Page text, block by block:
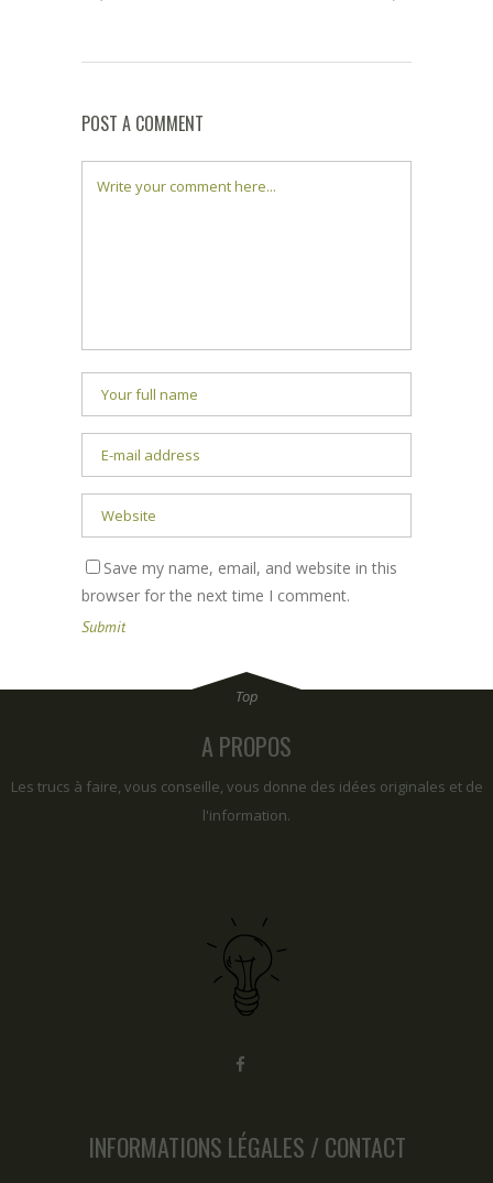
POST A COMMENT
Save my name, email, and website in this
browser for the next time I comment.
A PROPOS
Les trucs à faire, vous conseille, vous donne des idées originales et de
l'information.
INFORMATIONS LÉGALES / CONTACT